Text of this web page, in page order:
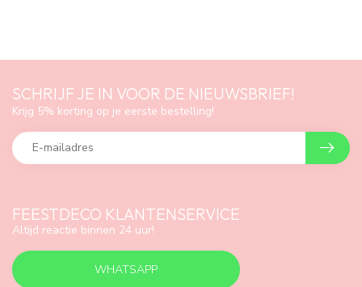
FEESTDECO KLANTENSERVICE
Altijd reactie binnen 24 uur!
WHATSAPP
SCHRIJF JE IN VOOR DE NIEUWSBRIEF!
Krijg 5% korting op je eerste bestelling!